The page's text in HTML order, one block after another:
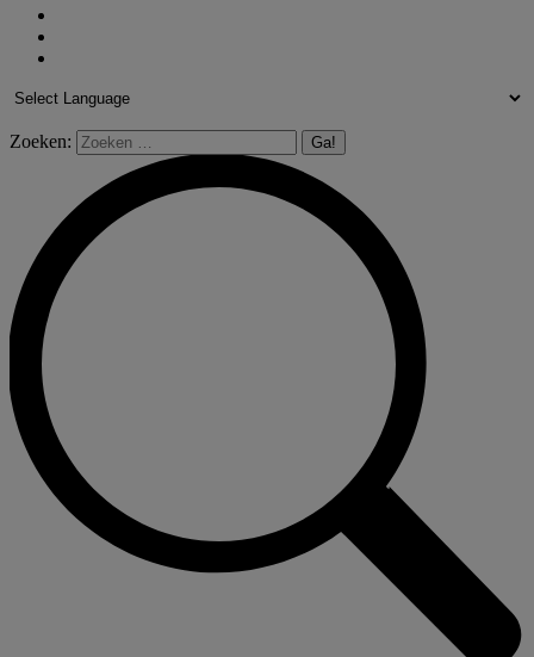
Zoeken: